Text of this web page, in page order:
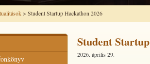
> Student Startup Hackathon 2026
Student
2026. április 29.